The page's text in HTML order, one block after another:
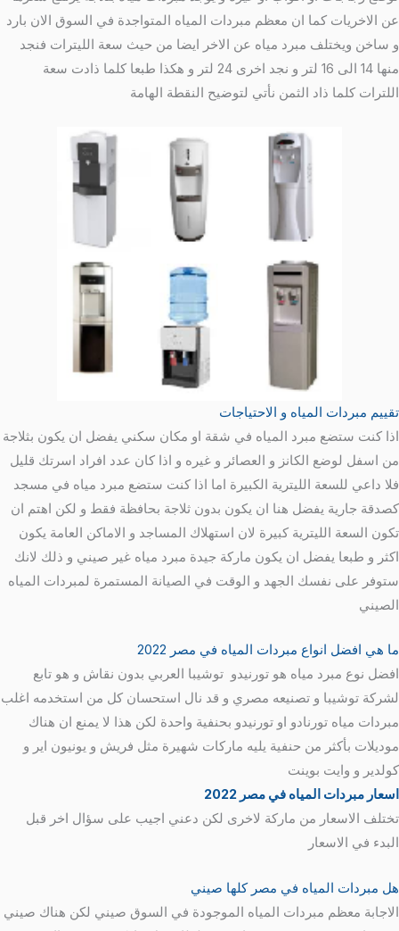
عن الاخريات كما ان معظم مبردات المياه المتواجدة في السوق الان بارد
و ساخن ويختلف مبرد مياه عن الاخر ايضا من حيث سعة الليترات فنجد
منها 14 الى 16 لتر و نجد اخرى 24 لتر و هكذا طبعا كلما ذادت سعة
اللترات كلما ذاد الثمن نأتي لتوضيح النقطة الهامة
تقييم مبردات المياه و الاحتياجات
اذا كنت ستضع مبرد المياه في شقة او مكان سكني يفضل ان يكون بثلاجة
من اسفل لوضع الكانز و العصائر و غيره و اذا كان عدد افراد اسرتك قليل
فلا داعي للسعة الليترية الكبيرة اما اذا كنت ستضع مبرد مياه في مسجد
كصدقة جارية يفضل هنا ان يكون بدون ثلاجة بحافظة فقط و لكن اهتم ان
تكون السعة الليترية كبيرة لان استهلاك المساجد و الاماكن العامة يكون
اكثر و طبعا يفضل ان يكون ماركة جيدة مبرد مياه غير صيني و ذلك لانك
ستوفر على نفسك الجهد و الوقت في الصيانة المستمرة لمبردات المياه
الصيني
ما هي افضل انواع مبردات المياه في مصر 2022
افضل نوع مبرد مياه هو تورنيدو توشيبا العربي بدون نقاش و هو تابع
لشركة توشيبا و تصنيعه مصري و قد نال استحسان كل من استخدمه اغلب
مبردات مياه تورنادو او تورنيدو بحنفية واحدة لكن هذا لا يمنع ان هناك
موديلات بأكثر من حنفية يليه ماركات شهيرة مثل فريش و يونيون اير و
كولدير و وايت بوينت
اسعار مبردات المياه في مصر 2022
تختلف الاسعار من ماركة لاخرى لكن دعني اجيب على سؤال اخر قبل
البدء في الاسعار
هل مبردات المياه في مصر كلها صيني
الاجابة معظم مبردات المياه الموجودة في السوق صيني لكن هناك صيني